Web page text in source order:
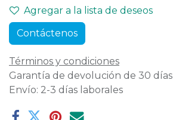
Agregar a la lista de deseos
Contáctenos
Términos y condiciones
Garantía de devolución de 30 días
Envío: 2-3 días laborales